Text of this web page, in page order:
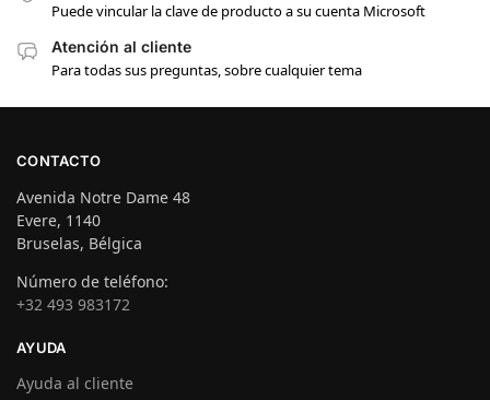
Puede vincular la clave de producto a su cuenta Microsoft
Atención al cliente
Para todas sus preguntas, sobre cualquier tema
CONTACTO
Avenida Notre Dame 48
Evere, 1140
Bruselas, Bélgica
Número de teléfono:
+32 493 983172
AYUDA
Ayuda al cliente